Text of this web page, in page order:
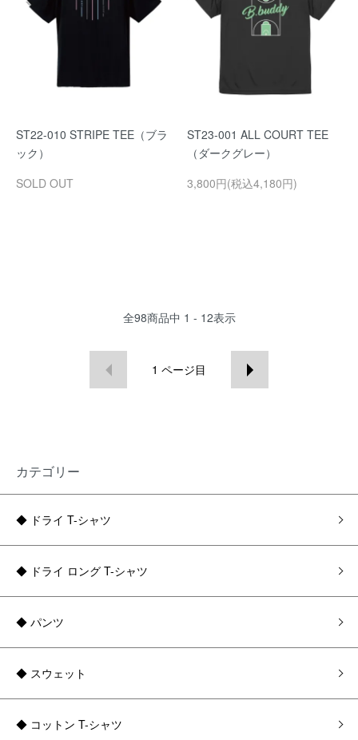
ST22-010 STRIPE TEE（ブラ
ック）
SOLD OUT
ST23-001 ALL COURT TEE
（ダークグレー）
3,800円(税込4,180円)
全98商品中 1 - 12表示
1 ページ目
カテゴリー
◆ ドライ T-シャツ
◆ ドライ ロング T-シャツ
◆ パンツ
◆ スウェット
◆ コットン T-シャツ